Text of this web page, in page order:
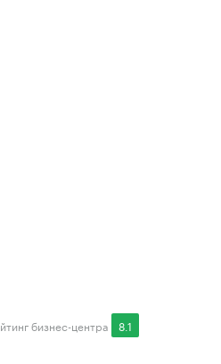
бизнес-центра 8.1